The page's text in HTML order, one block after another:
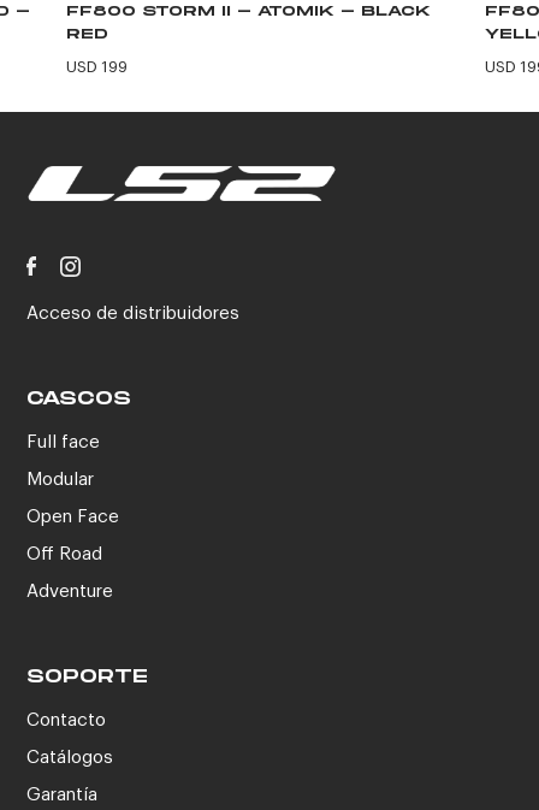
-
FF800 STORM II - ATOMIK - BLACK
RED
USD 199 USD
Acceso de distribuidores
CASCOS
Full face
Modular
Open Face
Off Road
Adventure
SOPORTE
Contacto
Catálogos
Garantía